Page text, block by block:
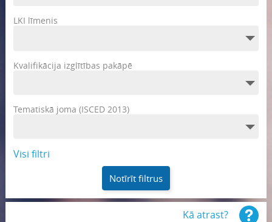
LKI līmenis
Kvalifikācija izglītības pakāpē
Tematiskā joma (ISCED 2013)
Visi filtri
Notīrīt filtrus
Kā atrast?